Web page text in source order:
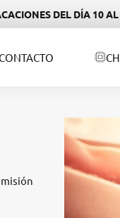
DEL DÍA 10